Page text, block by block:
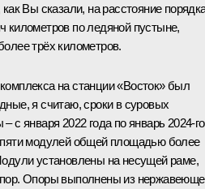
Вы сказали, на расстояние
километров по ледяной пустыне,
трёх километров.
на станции «Восток» был
я считаю, сроки в суровых
с января 2022 года по январь 2024-
пяти модулей общей площадью более
установлены на несущей раме,
Опоры выполнены из